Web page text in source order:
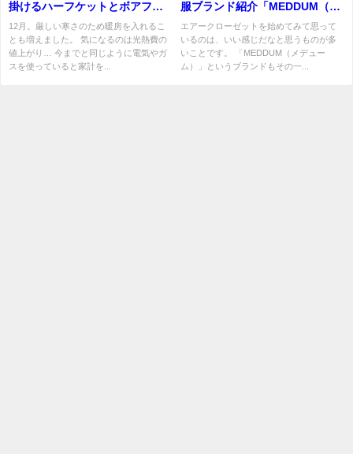
掛けるハーフケットとボアフリ
ースの靴下を購入しました。
12月。厳しい寒さのため暖房を入れるこ
とも増えました。 気になるのは光熱費の
値上がり… 今までと同じように電気やガ
スを使っていると家計を...
服ブランド紹介「MEDDUM（メ
デューム）」
エアークローゼットを始めてみて思って
いるのは、いい感じだなと思うものが多
いことです。 「MEDDUM（メデュー
ム）」というブランドもその一...